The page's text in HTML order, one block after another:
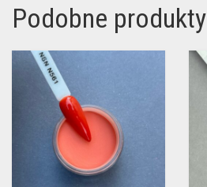
Podobne produkty